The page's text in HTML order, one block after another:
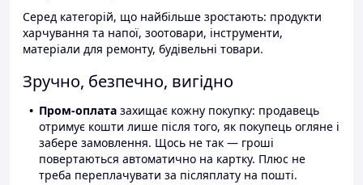
Серед категорій, що найбільше зростають: продукти
харчування та напої, зоотовари, інструменти,
матеріали для ремонту, будівельні товари.
Зручно, безпечно, вигідно
Пром-оплата захищає кожну покупку: продавець
отримує кошти лише після того, як покупець огляне і
забере замовлення. Щось не так — гроші
повертаються автоматично на картку. Плюс не
треба переплачувати за післяплату на пошті.